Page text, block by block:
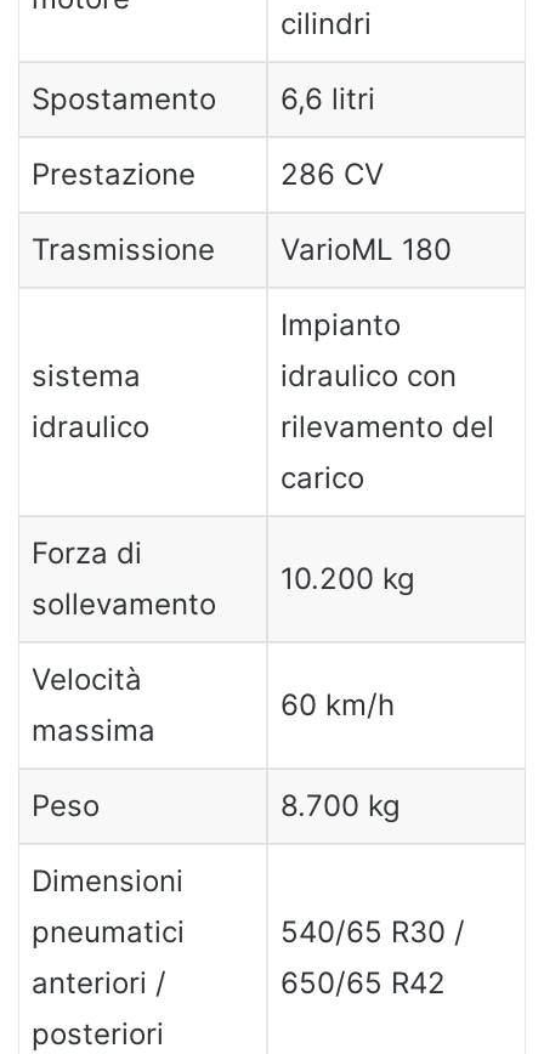
cilindri
Spostamento 6,6 litri
Prestazione 286 CV
Trasmissione VarioML 180
sistema
idraulico
Impianto
idraulico con
rilevamento del
carico
Forza di
sollevamento
10.200 kg
Velocità
massima
60 km/h
Peso 8.700 kg
Dimensioni
pneumatici
anteriori /
posteriori
540/65 R30 /
650/65 R42